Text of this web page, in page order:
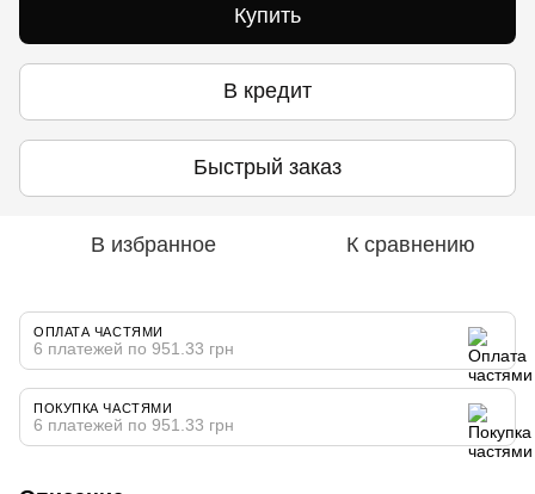
Купить
В кредит
Быстрый заказ
В избранное К сравнению
ОПЛАТА ЧАСТЯМИ
6 платежей по 951.33 грн
ПОКУПКА ЧАСТЯМИ
6 платежей по 951.33 грн